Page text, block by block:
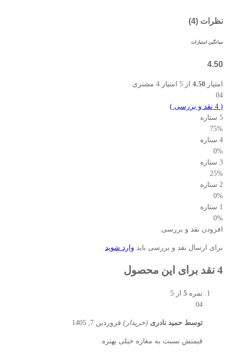
نظرات (4)
میانگین امتیازات
4.50
امتیاز 4.50 از 5 امتیاز 4 مشتری
04
(
4 نقد و بررسی )
5 ستاره
75%
4 ستاره
0%
3 ستاره
25%
2 ستاره
0%
1 ستاره
0%
افزودن نقد و بررسی
برای ارسال نقد و بررسی باید وارد شوید
4 نقد برای این محصول
نمره 5 از 5
04
توسط حمید نادری (خریدار) فروردین 7, 1405
قیمتش نسبت به مغازه خیلی بهتره.